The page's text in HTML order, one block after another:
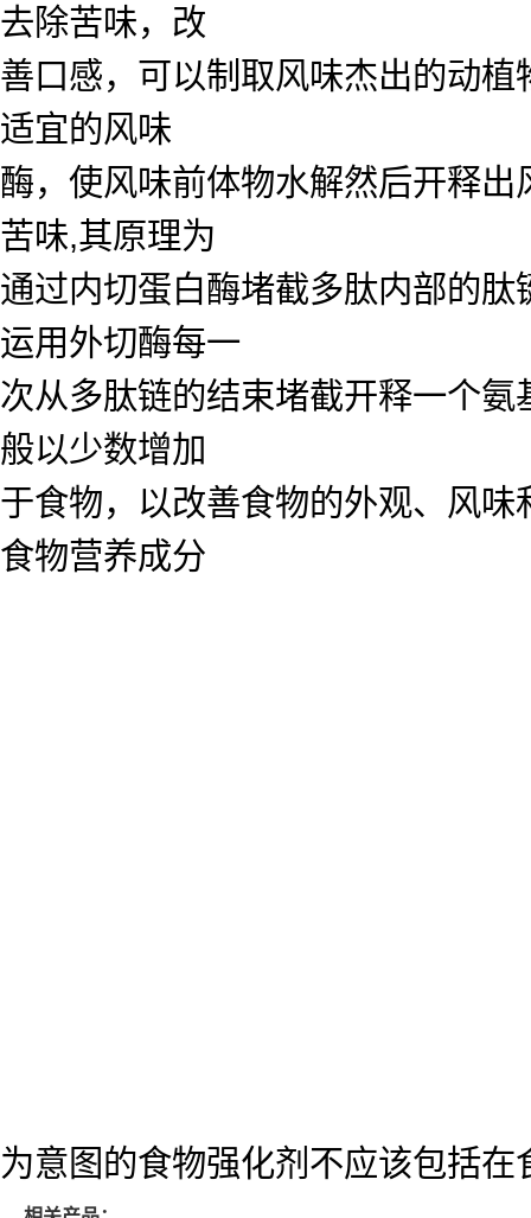
去除苦味，改
善口感，可以制取风味杰出的动
适宜的风味
酶，使风味前体物水解然后开释
苦味,其原理为
通过内切蛋白酶堵截多肽内部的
运用外切酶每一
次从多肽链的结束堵截开释一个
般以少数增加
于食物，以改善食物的外观、风
食物营养成分
为意图的食物强化剂不应该包括在